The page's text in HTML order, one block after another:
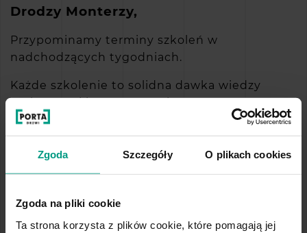
Zgoda Szczegóły O plikach cookies
Zgoda na pliki cookie
Ta strona korzysta z plików cookie, które pomagają jej
Drodzy Monterzy,
Przypominamy terminy szkoleń w
nadchodzących tygodniach.
Każde szkolenie to solidna dawka wiedzy
praktycznej i teoretycznej, nowoczesne
rozwiązania techniczne oraz możliwość
rozwoju w naszej dynamicznie zmieniającej się
branży.
29 - 30 września – poziom 3
20 - 21 października – poziom 4